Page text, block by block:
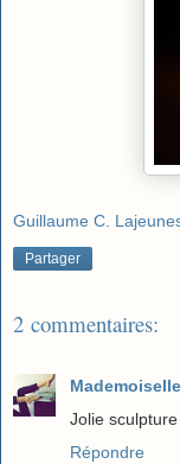
Guillaume C.
Partager
2 commentaires:
Jolie sculpture
Répondre